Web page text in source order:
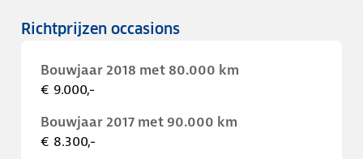
Richtprijzen occasions
Bouwjaar 2018 met 80.000 km
€ 9.000,-
Bouwjaar 2017 met 90.000 km
€ 8.300,-